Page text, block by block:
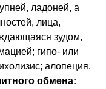
ладоней, а
лица,
зудом,
гипо- или
алопеция.
обмена: